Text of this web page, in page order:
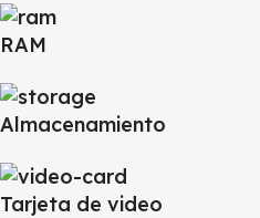
RAM
Almacenamiento
Tarjeta de video